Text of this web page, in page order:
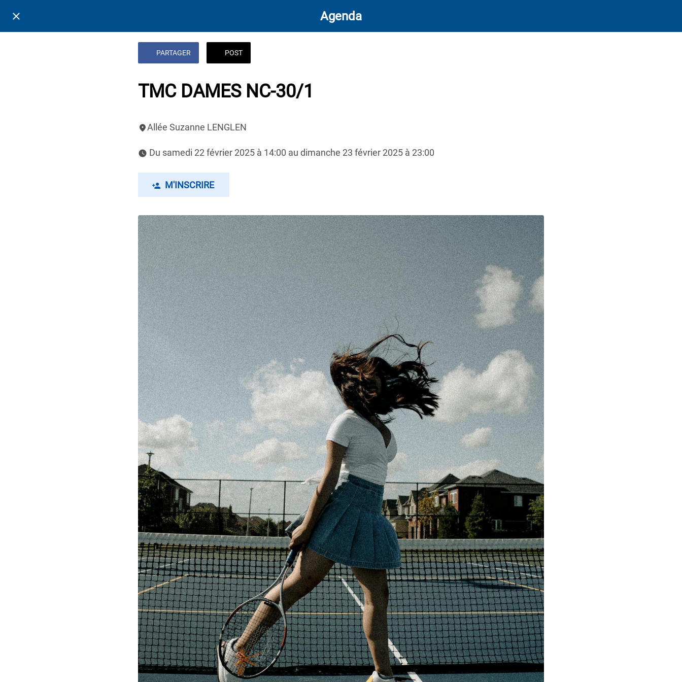
Agenda
PARTAGER POST
TMC DAMES NC-30/1
Allée Suzanne LENGLEN
Du samedi 22 février 2025 à 14:00 au dimanche 23 février 2025 à 23:00
M'INSCRIRE